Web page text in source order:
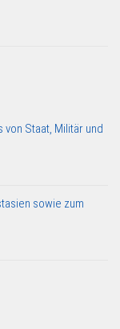
Staat, Militär und
sowie zum